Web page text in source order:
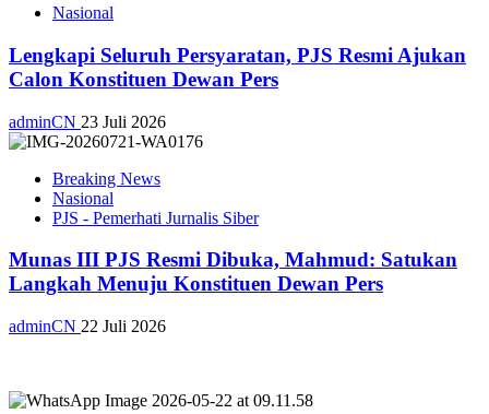
Nasional
Lengkapi Seluruh Persyaratan, PJS Resmi Ajukan
Calon Konstituen Dewan Pers
adminCN 23 Juli 2026
Breaking News
Nasional
PJS - Pemerhati Jurnalis Siber
Munas III PJS Resmi Dibuka, Mahmud: Satukan
Langkah Menuju Konstituen Dewan Pers
adminCN 22 Juli 2026